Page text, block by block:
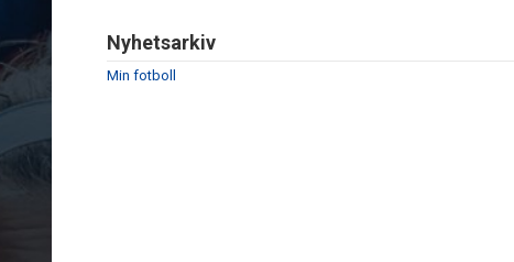
Nyhetsarkiv
Min fotboll